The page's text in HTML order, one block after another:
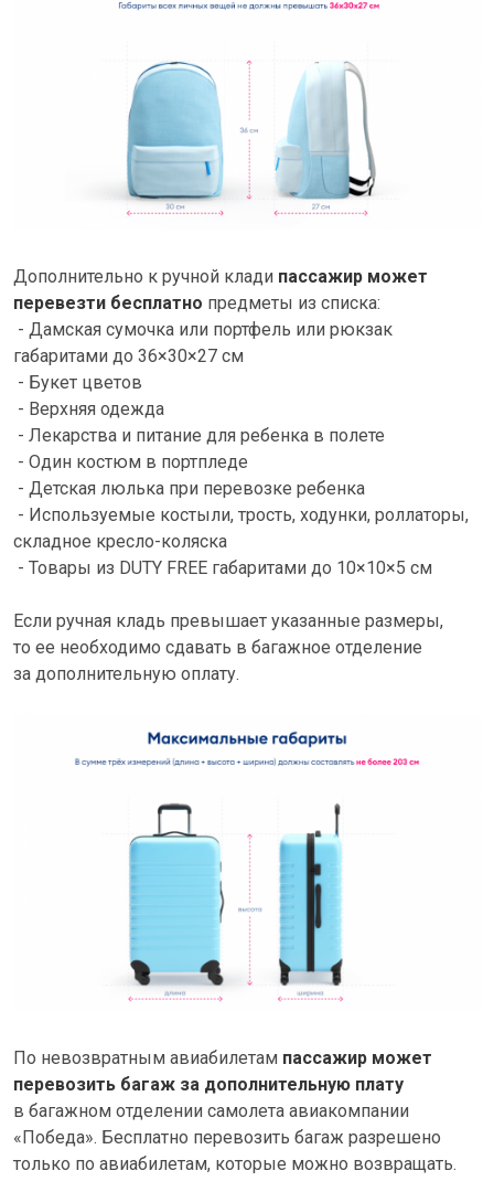
Дополнительно к ручной клади пассажир может
перевезти бесплатно предметы из списка:
- Дамская сумочка или портфель или рюкзак
габаритами до 36×30×27 см
- Букет цветов
- Верхняя одежда
- Лекарства и питание для ребенка в полете
- Один костюм в портпледе
- Детская люлька при перевозке ребенка
- Используемые костыли, трость, ходунки, роллаторы,
складное кресло-коляска
- Товары из DUTY FREE габаритами до 10×10×5 см
Если ручная кладь превышает указанные размеры,
то ее необходимо сдавать в багажное отделение
за дополнительную оплату.
По невозвратным авиабилетам пассажир может
перевозить багаж за дополнительную плату
в багажном отделении самолета авиакомпании
«Победа». Бесплатно перевозить багаж разрешено
только по авиабилетам, которые можно возвращать.